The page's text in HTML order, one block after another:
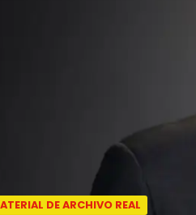
DE ARCHIVO REAL